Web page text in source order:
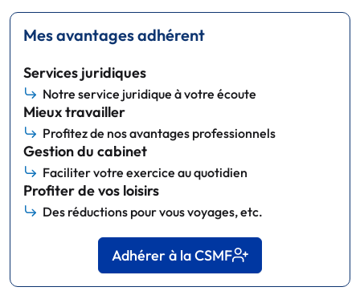
Mes avantages adhérent
Services juridiques
Notre service juridique à votre écoute
Mieux travailler
Profitez de nos avantages professionnels
Gestion du cabinet
Faciliter votre exercice au quotidien
Profiter de vos loisirs
Des réductions pour vous voyages, etc.
Adhérer à la CSMF